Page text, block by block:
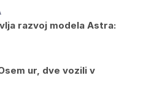
razvoj modela Astra:
ur, dve vozili v